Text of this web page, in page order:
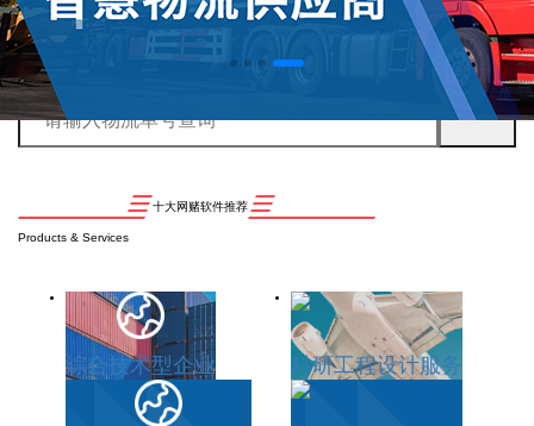
十大网赌软件推荐
Products & Services
综合技术型企业 科研工程设计服务